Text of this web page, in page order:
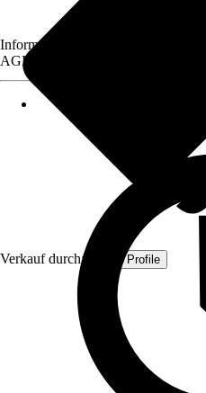
Verkauf durch: Quest Profile
Informationen des Verkäufers, wie
AGB, finden Sie bei Klick auf den